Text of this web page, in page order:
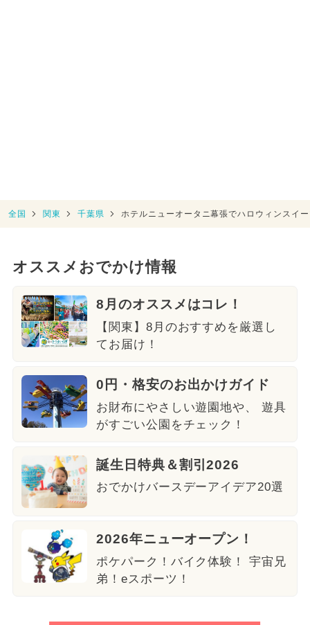
全国 関東 千葉県 ホテルニューオータニ幕張でハロウィンスイ
オススメおでかけ情報
8月のオススメはコレ！
【関東】8月のおすすめを厳選し
てお届け！
0円・格安のお出かけガイド
お財布にやさしい遊園地や、 遊具
がすごい公園をチェック！
誕生日特典＆割引2026
おでかけバースデーアイデア20選
2026年ニューオープン！
ポケパーク！バイク体験！ 宇宙兄
弟！eスポーツ！